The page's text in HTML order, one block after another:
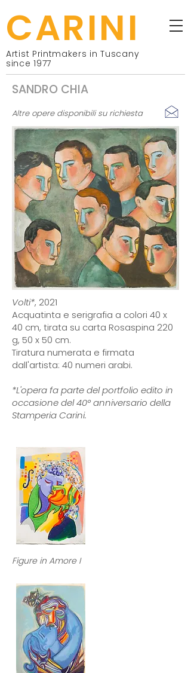
CARINI
Artist Printmakers in Tuscany
since 1977
SANDRO CHIA
Altre opere disponibili su richiesta
Volti*, 2021
Acquatinta e serigrafia a colori 40 x
40 cm, tirata su carta Rosaspina 220
g, 50 x 50 cm.
Tiratura numerata e firmata
dall'artista: 40 numeri arabi.
*L'opera fa parte del portfolio edito in
occasione del 40° anniversario della
Stamperia Carini.
Figure in Amore I